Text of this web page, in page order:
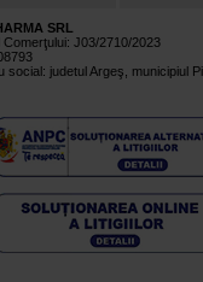
SRL
Comerţului: J03/2710/2023
social: judetul Argeş, municipiul